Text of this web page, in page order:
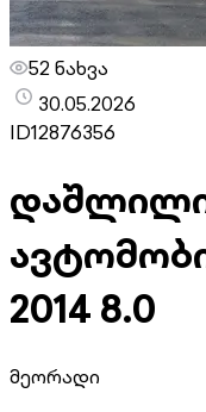
52 ნახვა
30.05.2026
ID12876356
2014 8.0
მეორადი